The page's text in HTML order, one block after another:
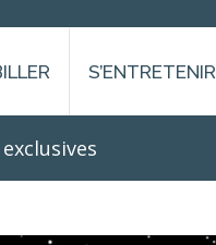
S’ENTRETENIR